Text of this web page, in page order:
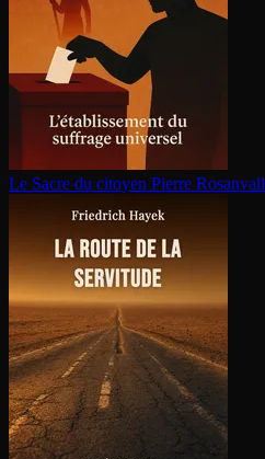
Le Sacre du citoyen Pierre